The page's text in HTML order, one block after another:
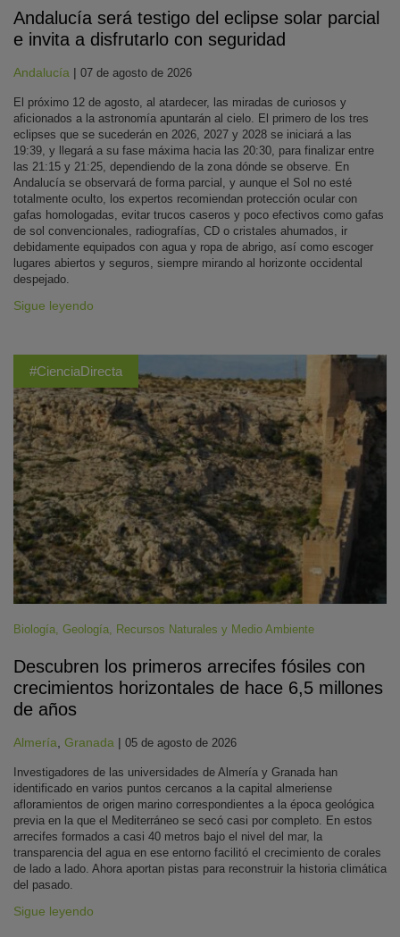
Andalucía será testigo del eclipse solar parcial
e invita a disfrutarlo con seguridad
Andalucía | 07 de agosto de 2026
El próximo 12 de agosto, al atardecer, las miradas de curiosos y
aficionados a la astronomía apuntarán al cielo. El primero de los tres
eclipses que se sucederán en 2026, 2027 y 2028 se iniciará a las
19:39, y llegará a su fase máxima hacia las 20:30, para finalizar entre
las 21:15 y 21:25, dependiendo de la zona dónde se observe. En
Andalucía se observará de forma parcial, y aunque el Sol no esté
totalmente oculto, los expertos recomiendan protección ocular con
gafas homologadas, evitar trucos caseros y poco efectivos como gafas
de sol convencionales, radiografías, CD o cristales ahumados, ir
debidamente equipados con agua y ropa de abrigo, así como escoger
lugares abiertos y seguros, siempre mirando al horizonte occidental
despejado.
Sigue leyendo
#CienciaDirecta
Biología, Geología, Recursos Naturales y Medio Ambiente
Descubren los primeros arrecifes fósiles con
crecimientos horizontales de hace 6,5 millones
de años
Almería, Granada | 05 de agosto de 2026
Investigadores de las universidades de Almería y Granada han
identificado en varios puntos cercanos a la capital almeriense
afloramientos de origen marino correspondientes a la época geológica
previa en la que el Mediterráneo se secó casi por completo. En estos
arrecifes formados a casi 40 metros bajo el nivel del mar, la
transparencia del agua en ese entorno facilitó el crecimiento de corales
de lado a lado. Ahora aportan pistas para reconstruir la historia climática
del pasado.
Sigue leyendo